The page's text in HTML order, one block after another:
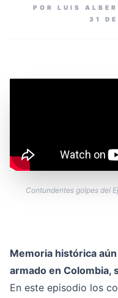
POR LUIS
31
Contundentes golpes del
Memoria histórica
armado en Colombia,
En este episodio los